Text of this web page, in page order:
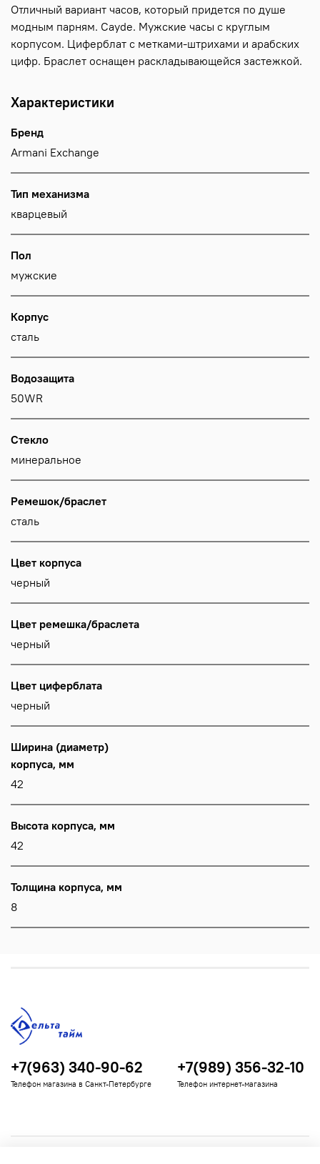
Отличный вариант часов, который придется по душе
модным парням. Cayde. Мужские часы с круглым
корпусом. Циферблат с метками-штрихами и арабских
цифр. Браслет оснащен раскладывающейся застежкой.
Характеристики
Бренд
Armani Exchange
Тип механизма
кварцевый
Пол
мужские
Корпус
сталь
Водозащита
50WR
Стекло
минеральное
Ремешок/браслет
сталь
Цвет корпуса
черный
Цвет ремешка/браслета
черный
Цвет циферблата
черный
Ширина (диаметр)
корпуса, мм
42
Высота корпуса, мм
42
Толщина корпуса, мм
8
+7(963) 340-90-62
Телефон магазина в Санкт-Петербурге
+7(989) 356-32-10
Телефон интернет-магазина